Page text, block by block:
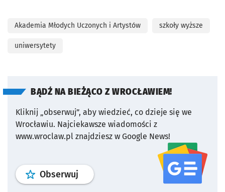
Akademia Młodych Uczonych i Artystów szkoły wyższe
uniwersytety
BĄDŹ NA BIEŻĄCO Z WROCŁAWIEM!
Kliknij „obserwuj”, aby wiedzieć, co dzieje się we
Wrocławiu. Najciekawsze wiadomości z
www.wroclaw.pl znajdziesz w Google News!
Obserwuj profil serwisu